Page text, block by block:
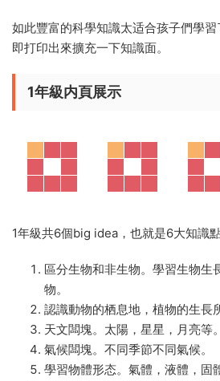
如此豐富的科學知識太适合孩子們學
即打印出來擴充一下知識面。
1年級内頁展示
1年級共6個big idea，也就是6大知識點
區分生物和非生物。學習生物生
物。
認識動物的栖息地，植物的生長
天文闆塊。太陽，星星，月亮等。
氣候闆塊。不同季節不同氣候。
學習物體形态。氣體，液體，固